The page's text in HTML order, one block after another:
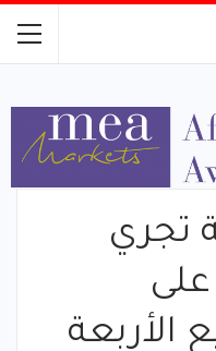
تجري
الأربعة